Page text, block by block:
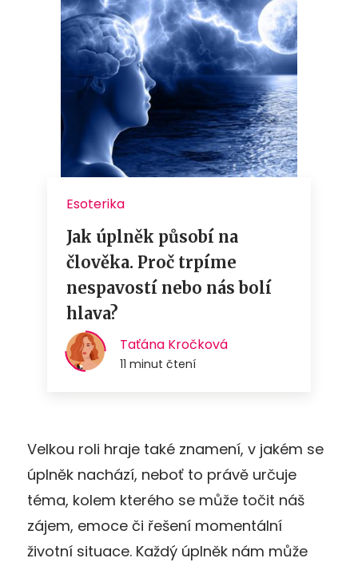
Velkou roli hraje také znamení, v jakém se
úplněk nachází, neboť to právě určuje
téma, kolem kterého se může točit náš
zájem, emoce či řešení momentální
životní situace. Každý úplněk nám může